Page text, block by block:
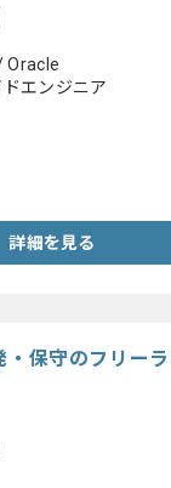
Oracle
エンジニア
詳細を見る
・保守のフリー